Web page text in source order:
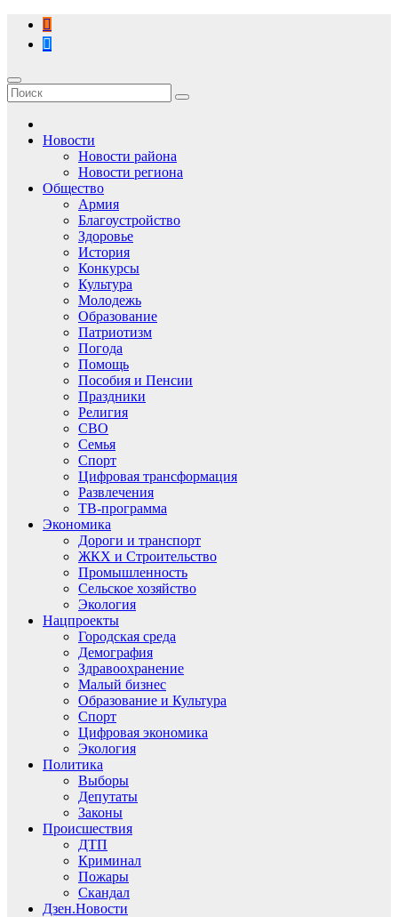
Перейти
содержимому
Новости
Новости района
Новости региона
Общество
Армия
Благоустройство
Здоровье
История
Конкурсы
Культура
Молодежь
Образование
Патриотизм
Погода
Помощь
Пособия и Пенсии
Праздники
Религия
СВО
Семья
Спорт
Цифровая трансформация
Развлечения
ТВ-программа
Экономика
Дороги и транспорт
ЖКХ и Строительство
Промышленность
Сельское хозяйство
Экология
Нацпроекты
Городская среда
Демография
Здравоохранение
Малый бизнес
Образование и Культура
Спорт
Цифровая экономика
Экология
Политика
Выборы
Депутаты
Законы
Происшествия
ДТП
Криминал
Пожары
Скандал
Дзен.Новости